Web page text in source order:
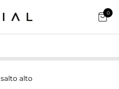
0
salto alto